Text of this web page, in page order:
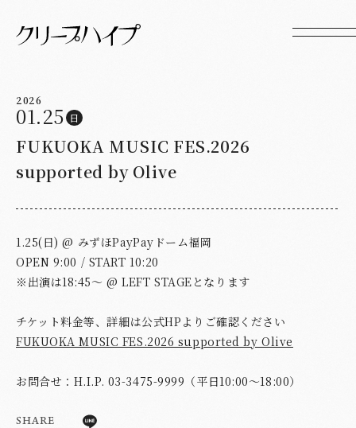
2026
01.25 日
FUKUOKA MUSIC FES.2026
supported by Olive
1.25(日) @ みずほPayPayドーム福岡
OPEN 9:00 / START 10:20
※出演は18:45～ @ LEFT STAGEとなります
チケット料金等、詳細は公式HPよりご確認ください
FUKUOKA MUSIC FES.2026 supported by Olive
お問合せ：H.I.P. 03-3475-9999（平日10:00～18:00）
SHARE